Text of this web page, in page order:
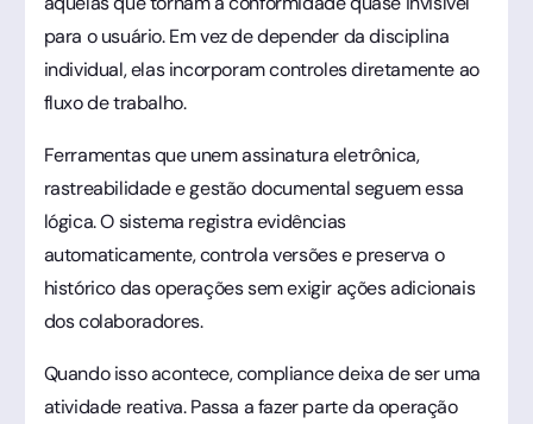
para o usuário. Em vez de depender da disciplina
individual, elas incorporam controles diretamente ao
fluxo de trabalho.
Ferramentas que unem assinatura eletrônica,
rastreabilidade e gestão documental seguem essa
lógica. O sistema registra evidências
automaticamente, controla versões e preserva o
histórico das operações sem exigir ações adicionais
dos colaboradores.
Quando isso acontece, compliance deixa de ser uma
atividade reativa. Passa a fazer parte da operação